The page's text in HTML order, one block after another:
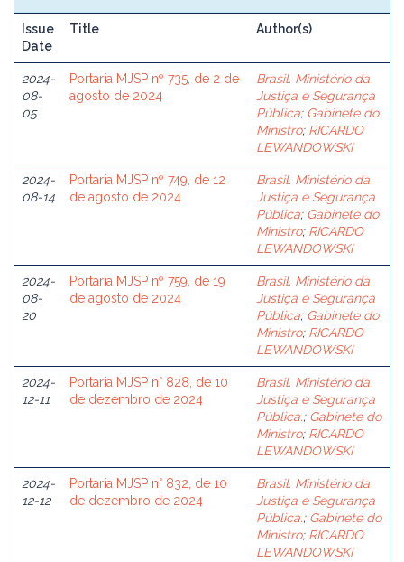
Issue
Date
Title Author(s)
2024-
08-
05
Portaria MJSP nº 735, de 2 de
agosto de 2024
Brasil. Ministério da
Justiça e Segurança
Pública; Gabinete do
Ministro; RICARDO
LEWANDOWSKI
2024-
08-14
Portaria MJSP nº 749, de 12
de agosto de 2024
Brasil. Ministério da
Justiça e Segurança
Pública; Gabinete do
Ministro; RICARDO
LEWANDOWSKI
2024-
08-
20
Portaria MJSP nº 759, de 19
de agosto de 2024
Brasil. Ministério da
Justiça e Segurança
Pública; Gabinete do
Ministro; RICARDO
LEWANDOWSKI
2024-
12-11
Portaria MJSP n° 828, de 10
de dezembro de 2024
Brasil. Ministério da
Justiça e Segurança
Pública.; Gabinete do
Ministro; RICARDO
LEWANDOWSKI
2024-
12-12
Portaria MJSP n° 832, de 10
de dezembro de 2024
Brasil. Ministério da
Justiça e Segurança
Pública.; Gabinete do
Ministro; RICARDO
LEWANDOWSKI